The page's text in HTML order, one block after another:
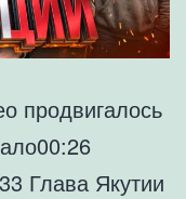
продвигалось
Глава Якутии